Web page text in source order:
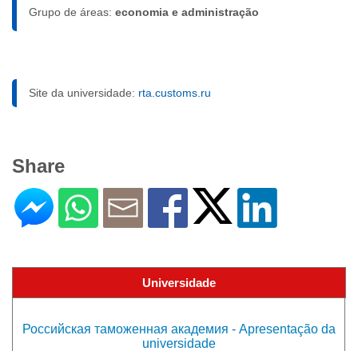
Grupo de áreas: economia e administração
Site da universidade: rta.customs.ru
Share
Universidade
Российская таможенная академия - Apresentação da
universidade